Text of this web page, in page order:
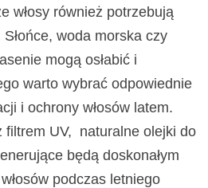
włosy również potrzebują
woda morska czy
mogą osłabić i
warto wybrać odpowiednie
i ochrony włosów latem.
filtrem UV, naturalne olejki do
będą doskonałym
podczas letniego